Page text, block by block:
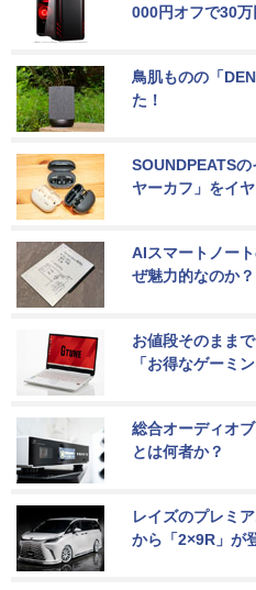
000円オフで30万
鳥肌ものの「
た！
SOUNDPEATS
ヤーカフ」をイ
AIスマートノー
ぜ魅力的なのか？
お値段そのまま
「お得なゲーミ
総合オーディオ
とは何者か？
レイズのプレミ
から「2×9R」が